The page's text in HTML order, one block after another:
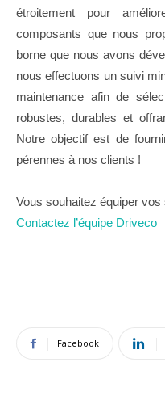
étroitement pour
composants que nous
borne que nous avons
nous effectuons un suivi
maintenance afin de
robustes, durables et
Notre objectif est de
pérennes à nos clients !
Vous souhaitez équiper
Contactez l’équipe Driveco
Facebook